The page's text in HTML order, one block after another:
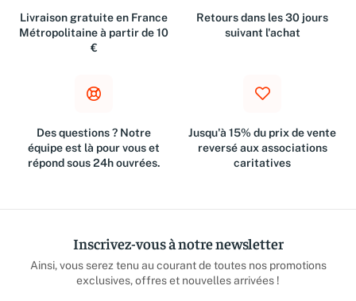
Livraison gratuite en France
Métropolitaine à partir de 10
€
Retours dans les 30 jours
suivant l'achat
Des questions ? Notre
équipe est là pour vous et
répond sous 24h ouvrées.
Jusqu'à 15% du prix de vente
reversé aux associations
caritatives
Inscrivez-vous à notre newsletter
Ainsi, vous serez tenu au courant de toutes nos promotions
exclusives, offres et nouvelles arrivées !